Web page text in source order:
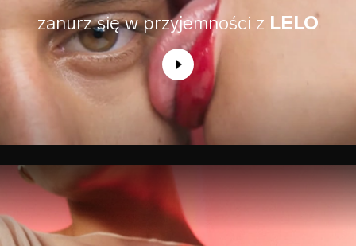
zanurz się w przyjemności z LELO